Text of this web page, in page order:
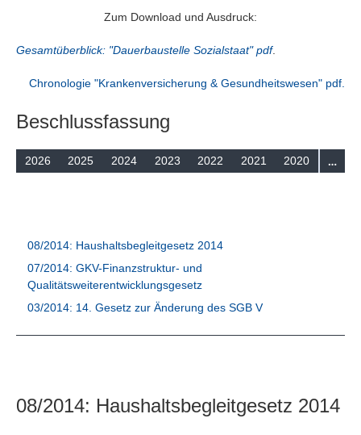
Suchen
Zum Download und Ausdruck:
Gesamtüberblick: "Dauerbaustelle Sozialstaat" pdf.
Chronologie "Krankenversicherung & Gesundheitswesen" pdf.
Beschlussfassung
2026 2025 2024 2023 2022 2021 2020 …
08/2014: Haushaltsbegleitgesetz 2014
07/2014: GKV-Finanzstruktur- und
Qualitätsweiterentwicklungsgesetz
03/2014: 14. Gesetz zur Änderung des SGB V
08/2014: Haushaltsbegleitgesetz 2014